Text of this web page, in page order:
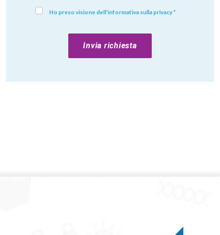
Ho preso visione dell'informativa sulla privacy *
Invia richiesta